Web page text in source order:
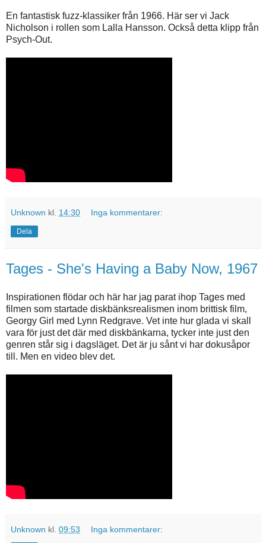
En fantastisk fuzz-klassiker från 1966. Här ser vi Jack
Nicholson i rollen som Lalla Hansson. Också detta klipp från
Psych-Out.
Unknown kl. 14:30 Inga kommentarer:
Dela
Tages - She's Having a Baby Now, 1967
Inspirationen flödar och här har jag parat ihop Tages med
filmen som startade diskbänksrealismen inom brittisk film,
Georgy Girl med Lynn Redgrave. Vet inte hur glada vi skall
vara för just det där med diskbänkarna, tycker inte just den
genren står sig i dagsläget. Det är ju sånt vi har dokusåpor
till. Men en video blev det.
Unknown kl. 09:53 Inga kommentarer: